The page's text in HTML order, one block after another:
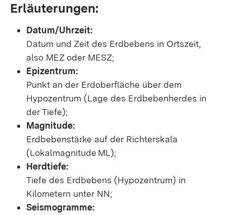
Erläuterungen:
Datum/Uhrzeit:
Datum und Zeit des Erdbebens in Ortszeit,
also MEZ oder MESZ;
Epizentrum:
Punkt an der Erdoberfläche über dem
Hypozentrum (Lage des Erdbebenherdes in
der Tiefe);
Magnitude:
Erdbebenstärke auf der Richterskala
(Lokalmagnitude ML);
Herdtiefe:
Tiefe des Erdbebens (Hypozentrum) in
Kilometern unter NN;
Seismogramme: